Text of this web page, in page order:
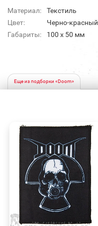
Материал:
Текстиль
Цвет:
Черно-красный
Габариты:
100 x 50 мм
Еще из подборки «Doom»